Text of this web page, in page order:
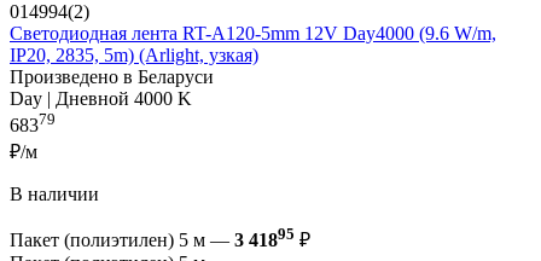
014994(2)
Светодиодная лента RT-A120-5mm 12V Day4000 (9.6 W/m,
IP20, 2835, 5m) (Arlight, узкая)
Произведено в Беларуси
Day | Дневной 4000 K
68379
₽/м
В наличии
Пакет (полиэтилен) 5 м — 3 41895 ₽